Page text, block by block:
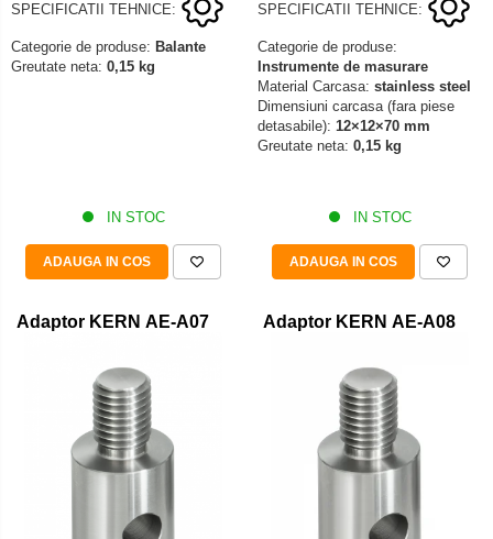
SPECIFICATII TEHNICE:
Categorie de produse: Balante
Greutate neta: 0,15 kg
IN STOC
ADAUGA IN COS
SPECIFICATII TEHNICE:
Categorie de produse:
Instrumente de masurare
Material Carcasa: stainless steel
Dimensiuni carcasa (fara piese
detasabile): 12×12×70 mm
Greutate neta: 0,15 kg
IN STOC
ADAUGA IN COS
Adaptor KERN AE-A07 Adaptor KERN AE-A08